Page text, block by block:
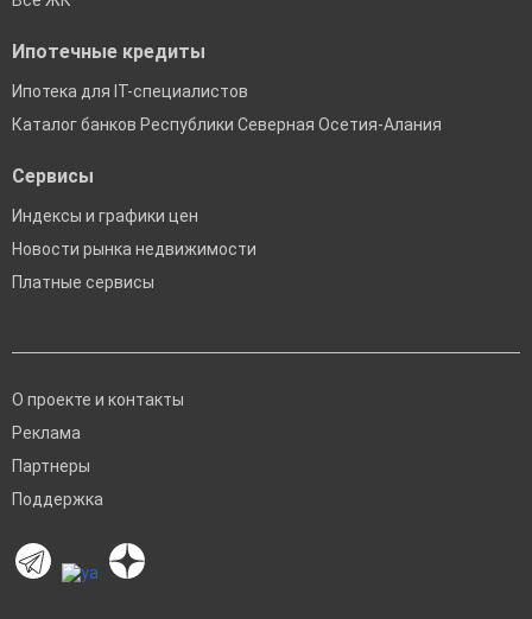
Ипотечные кредиты
Ипотека для IT-специалистов
Каталог банков Республики Северная Осетия-Алания
Сервисы
Индексы и графики цен
Новости рынка недвижимости
Платные сервисы
О проекте и контакты
Реклама
Партнеры
Поддержка